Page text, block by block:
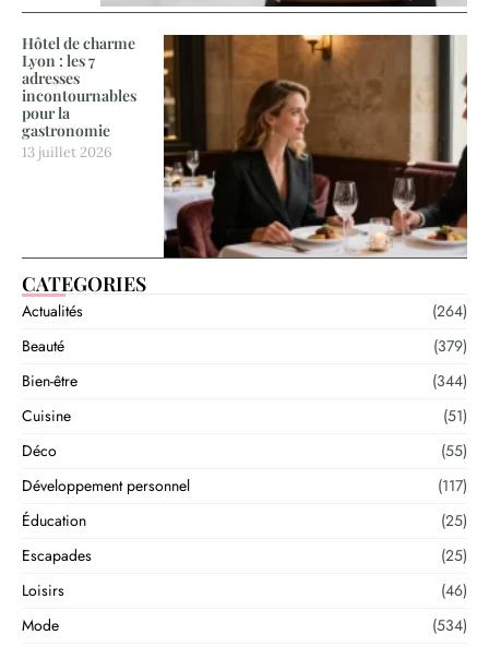
Hôtel de charme
Lyon : les 7
adresses
incontournables
pour la
gastronomie
13 juillet 2026
CATEGORIES
Actualités
(264)
Beauté
(379)
Bien-être
(344)
Cuisine
(51)
Déco
(55)
Développement personnel
(117)
Éducation
(25)
Escapades
(25)
Loisirs
(46)
Mode
(534)